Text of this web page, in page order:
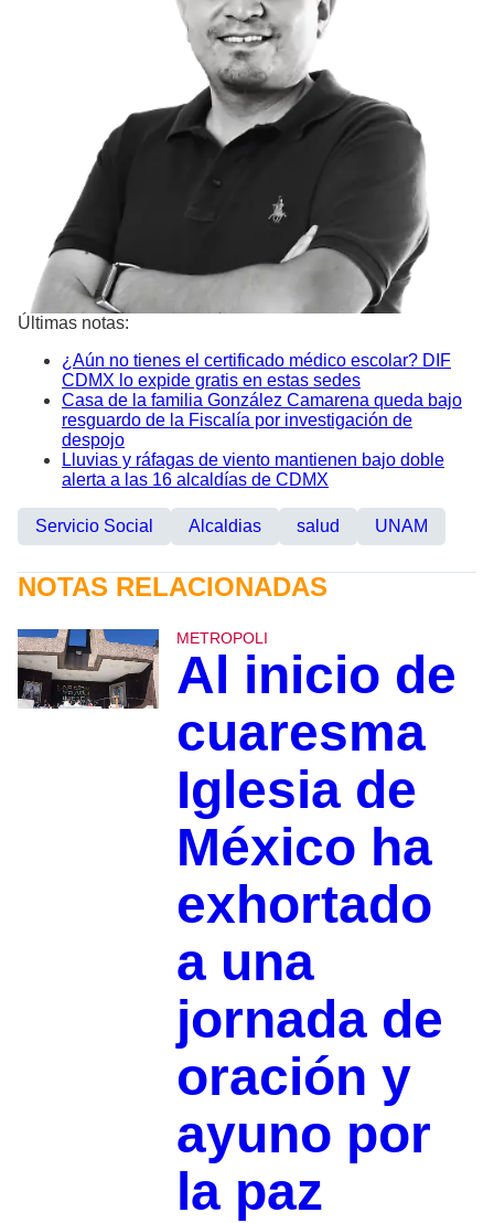
Últimas notas:
¿Aún no tienes el certificado médico escolar? DIF
CDMX lo expide gratis en estas sedes
Casa de la familia González Camarena queda bajo
resguardo de la Fiscalía por investigación de
despojo
Lluvias y ráfagas de viento mantienen bajo doble
alerta a las 16 alcaldías de CDMX
Servicio Social Alcaldias salud UNAM
NOTAS RELACIONADAS
METROPOLI
Al inicio de
cuaresma
Iglesia de
México ha
exhortado
a una
jornada de
oración y
ayuno por
la paz